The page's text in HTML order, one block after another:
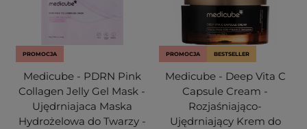
PROMOCJA
Medicube - PDRN Pink
Collagen Jelly Gel Mask -
Ujędrniajaca Maska
Hydrożelowa do Twarzy -
PROMOCJA BESTSELLER
Medicube - Deep Vita C
Capsule Cream -
Rozjaśniająco-
Ujędrniający Krem do